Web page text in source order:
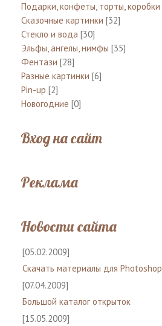
Подарки, конфеты, торты, коробки
Сказочные картинки [32]
Стекло и вода [30]
Эльфы, ангелы, нимфы [35]
Фентази [28]
Разные картинки [6]
Pin-up [2]
Новогодние [0]
Вход на сайт
Реклама
Новости сайта
[05.02.2009]
Скачать материалы для Photoshop
[07.04.2009]
Большой каталог открыток
[15.05.2009]